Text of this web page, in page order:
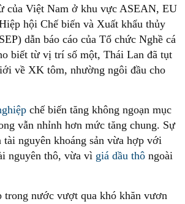
của Việt Nam ở khu vực ASEAN, EU
hội Chế biến và Xuất khẩu thủy
dẫn báo cáo của Tổ chức Nghề cá
biết từ vị trí số một, Thái Lan đã tụt
về XK tôm, nhường ngôi đầu cho
chế biến tăng không ngoạn mục
vẫn nhỉnh hơn mức tăng chung. Sự
tài nguyên khoáng sản vừa hợp với
nguyên thô, vừa vì giá dầu thô ngoài
trong nước vượt qua khó khăn vươn